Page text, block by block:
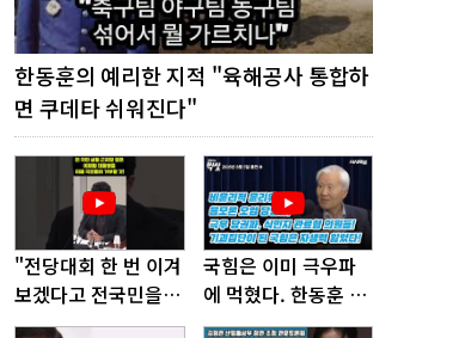
한동훈의 예리한 지적 "육해공사 통합하
면 쿠데타 쉬워진다"
"전당대회 한 번 이겨
보겠다고 전국민을
'지옥문'으로 밀어!"
국힘은 이미 극우파
에 먹혔다. 한동훈 창
당이 답!